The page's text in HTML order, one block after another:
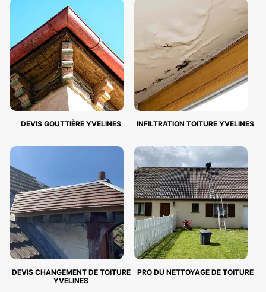
DEVIS GOUTTIÈRE YVELINES INFILTRATION TOITURE YVELINES
DEVIS CHANGEMENT DE TOITURE
YVELINES
PRO DU NETTOYAGE DE TOITURE